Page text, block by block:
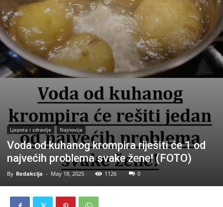
Ljepota i zdravlje Najnovije
Voda od kuhanog krompira riješiti će 1 od
najvećih problema svake žene! (FOTO)
By Redakcija - May 18, 2025 1126 0